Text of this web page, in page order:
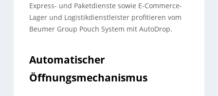
Express- und Paketdienste sowie E-Commerce-
Lager und Logistikdienstleister profitieren vom
Beumer Group Pouch System mit AutoDrop.
Automatischer
Öffnungsmechanismus